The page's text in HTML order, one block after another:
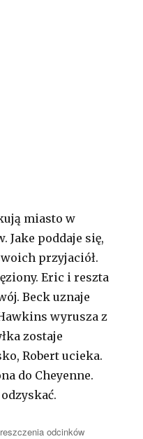
miasto w
Jake poddaje się,
przyjaciół.
Eric i reszta
Beck uznaje
wyrusza z
zostaje
Robert ucieka.
do Cheyenne.
odcinków